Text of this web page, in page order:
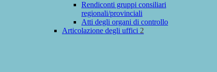
Rendiconti gruppi consiliari
regionali/provinciali
Atti degli organi di controllo
Articolazione degli uffici 2